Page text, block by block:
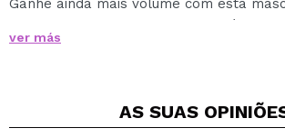
Ganhe ainda mais volume com esta
A textura cremosa reveste os cílios
um a um e o elastômero
A máscara foi desenhada nas cores da
ver más
AS SUAS